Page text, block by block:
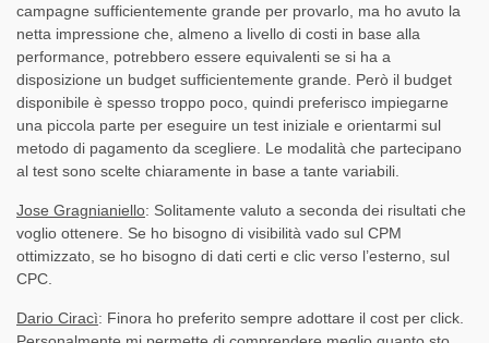
campagne sufficientemente grande per provarlo, ma ho avuto la
netta impressione che, almeno a livello di costi in base alla
performance, potrebbero essere equivalenti se si ha a
disposizione un budget sufficientemente grande. Però il budget
disponibile è spesso troppo poco, quindi preferisco impiegarne
una piccola parte per eseguire un test iniziale e orientarmi sul
metodo di pagamento da scegliere. Le modalità che partecipano
al test sono scelte chiaramente in base a tante variabili.
Jose Gragnianiello: Solitamente valuto a seconda dei risultati che
voglio ottenere. Se ho bisogno di visibilità vado sul CPM
ottimizzato, se ho bisogno di dati certi e clic verso l’esterno, sul
CPC.
Dario Ciracì: Finora ho preferito sempre adottare il cost per click.